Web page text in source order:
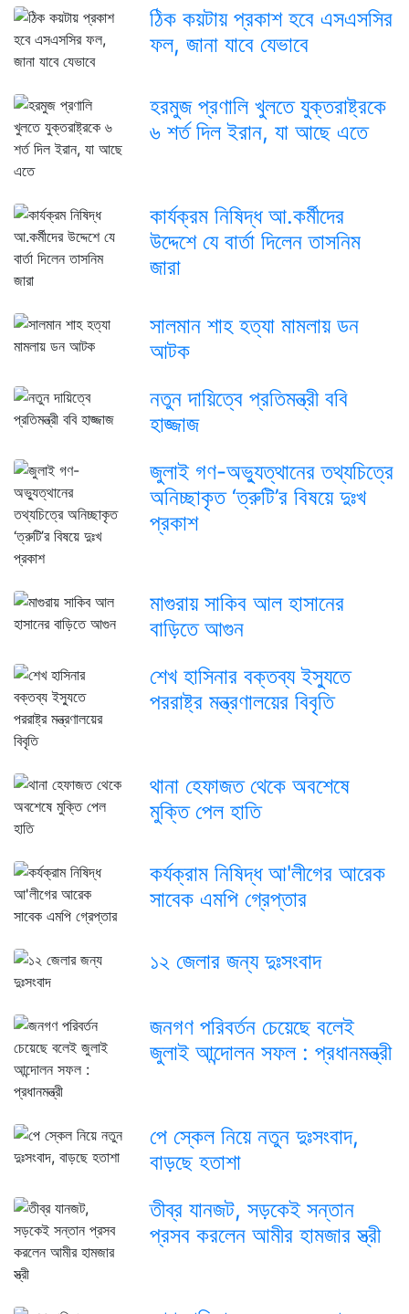
ঠিক কয়টায় প্রকাশ হবে এসএসসির
ফল, জানা যাবে যেভাবে
হরমুজ প্রণালি খুলতে যুক্তরাষ্ট্রকে
৬ শর্ত দিল ইরান, যা আছে এতে
কার্যক্রম নিষিদ্ধ আ.কর্মীদের
উদ্দেশে যে বার্তা দিলেন তাসনিম
জারা
সালমান শাহ হত্যা মামলায় ডন
আটক
নতুন দায়িত্বে প্রতিমন্ত্রী ববি
হাজ্জাজ
জুলাই গণ-অভ্যুত্থানের তথ্যচিত্রে
অনিচ্ছাকৃত ‘ত্রুটি’র বিষয়ে দুঃখ
প্রকাশ
মাগুরায় সাকিব আল হাসানের
বাড়িতে আগুন
শেখ হাসিনার বক্তব্য ইস্যুতে
পররাষ্ট্র মন্ত্রণালয়ের বিবৃতি
থানা হেফাজত থেকে অবশেষে
মুক্তি পেল হাতি
কর্যক্রাম নিষিদ্ধ আ'লীগের আরেক
সাবেক এমপি গ্রেপ্তার
১২ জেলার জন্য দুঃসংবাদ
জনগণ পরিবর্তন চেয়েছে বলেই
জুলাই আন্দোলন সফল : প্রধানমন্ত্রী
পে স্কেল নিয়ে নতুন দুঃসংবাদ,
বাড়ছে হতাশা
তীব্র যানজট, সড়কেই সন্তান
প্রসব করলেন আমীর হামজার স্ত্রী